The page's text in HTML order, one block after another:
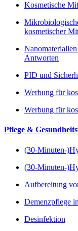
Kosmetische
kosmetischer
Antworten
PID und
Werbung für
Werbung für
Pflege &
(30-Minuten-
(30-Minuten-
Aufbereitung
Demenzpflege
Desinfektion